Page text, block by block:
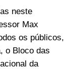
neste
Max
os públicos,
o Bloco das
da